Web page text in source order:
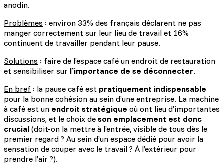
anodin.
Problèmes : environ 33% des français déclarent ne pas
manger correctement sur leur lieu de travail et 16%
continuent de travailler pendant leur pause.
Solutions : faire de l’espace café un endroit de restauration
et sensibiliser sur l’importance de se déconnecter.
En bref : la pause café est pratiquement indispensable
pour la bonne cohésion au sein d’une entreprise. La machine
à café est un endroit stratégique où ont lieu d’importantes
discussions, et le choix de son emplacement est donc
crucial (doit-on la mettre à l’entrée, visible de tous dès le
premier regard ? Au sein d’un espace dédié pour avoir la
sensation de couper avec le travail ? À l’extérieur pour
prendre l’air ?).